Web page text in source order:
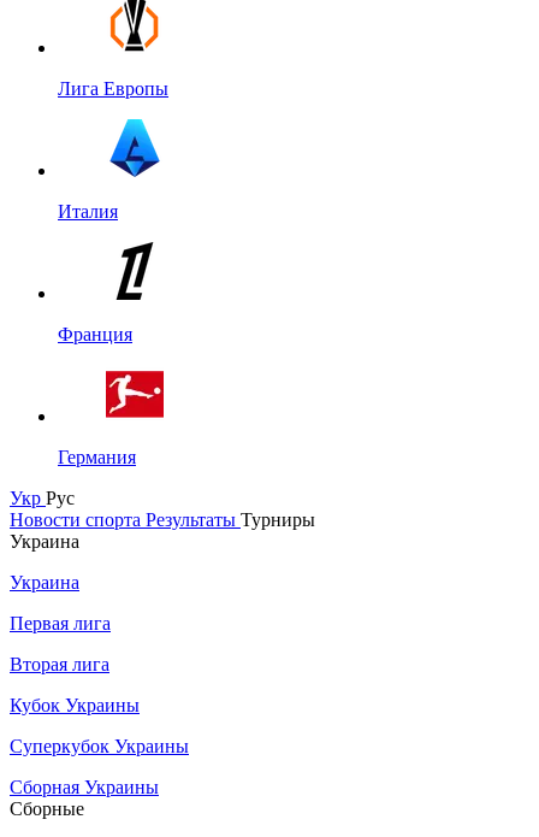
Лига Европы
Италия
Франция
Германия
Укр Рус
Новости спорта Результаты Турниры
Украина
Украина
Первая лига
Вторая лига
Кубок Украины
Суперкубок Украины
Сборная Украины
Сборные